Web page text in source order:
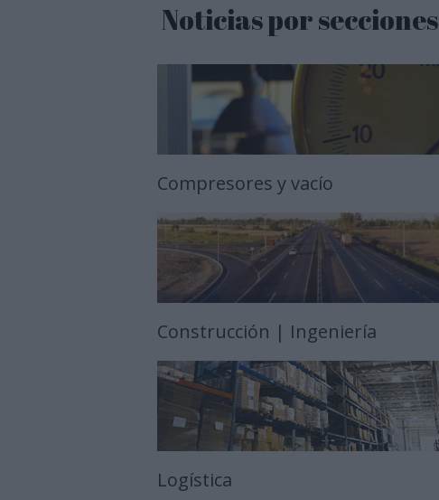
Noticias por secciones
Compresores y vacío
Construcción | Ingeniería
Logística